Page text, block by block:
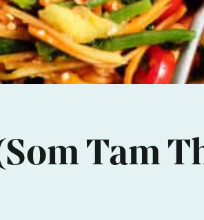
Tam